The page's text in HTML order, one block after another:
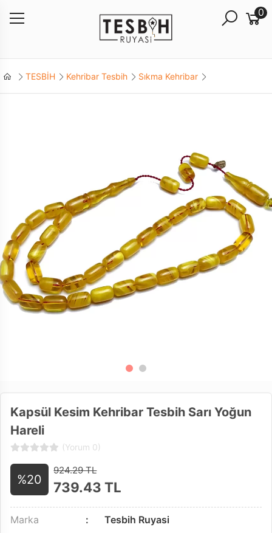
0
TESBİH Kehribar Tesbih Sıkma Kehribar
Kapsül Kesim Kehribar Tesbih Sarı Yoğun
Hareli
(Yorum 0)
%20
924.29 TL
739.43 TL
Marka
Tesbih Ruyasi